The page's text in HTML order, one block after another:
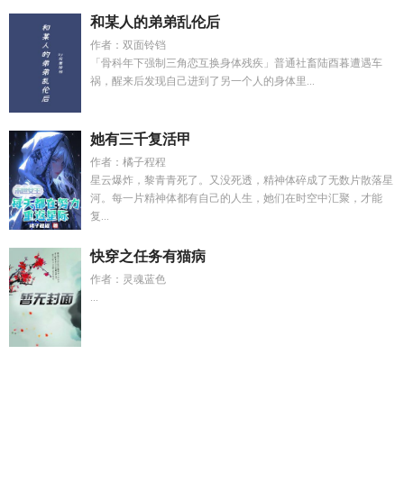
和某人的弟弟乱伦后
作者：双面铃铛
「骨科年下强制三角恋互换身体残疾」普通社畜陆酉暮遭遇车
祸，醒来后发现自己进到了另一个人的身体里...
她有三千复活甲
作者：橘子程程
星云爆炸，黎青青死了。又没死透，精神体碎成了无数片散落星
河。每一片精神体都有自己的人生，她们在时空中汇聚，才能
复...
快穿之任务有猫病
作者：灵魂蓝色
...